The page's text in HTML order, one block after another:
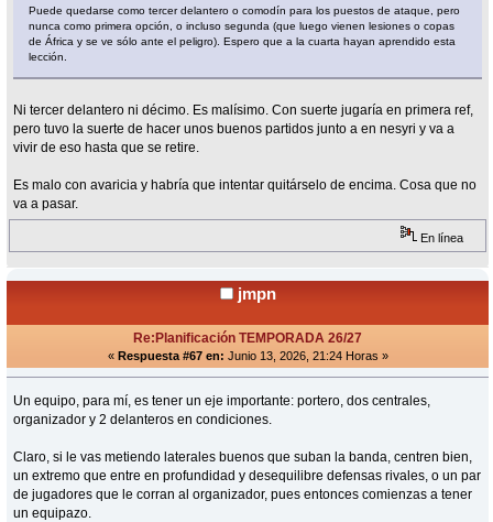
Puede quedarse como tercer delantero o comodín para los puestos de ataque, pero
nunca como primera opción, o incluso segunda (que luego vienen lesiones o copas
de África y se ve sólo ante el peligro). Espero que a la cuarta hayan aprendido esta
lección.
Ni tercer delantero ni décimo. Es malísimo. Con suerte jugaría en primera ref,
pero tuvo la suerte de hacer unos buenos partidos junto a en nesyri y va a
vivir de eso hasta que se retire.
Es malo con avaricia y habría que intentar quitárselo de encima. Cosa que no
va a pasar.
En línea
jmpn
Re:Planificación TEMPORADA 26/27
« Respuesta #67 en: Junio 13, 2026, 21:24 Horas »
Un equipo, para mí, es tener un eje importante: portero, dos centrales,
organizador y 2 delanteros en condiciones.
Claro, si le vas metiendo laterales buenos que suban la banda, centren bien,
un extremo que entre en profundidad y desequilibre defensas rivales, o un par
de jugadores que le corran al organizador, pues entonces comienzas a tener
un equipazo.